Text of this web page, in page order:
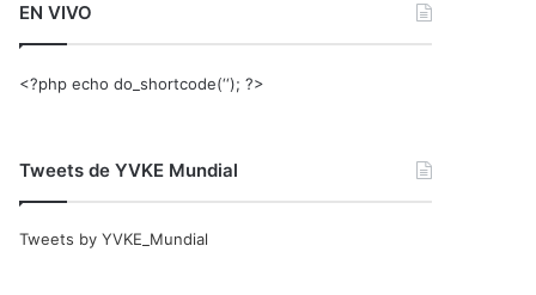
EN VIVO
<?php echo do_shortcode(‘‘); ?>
Tweets de YVKE Mundial
Tweets by YVKE_Mundial